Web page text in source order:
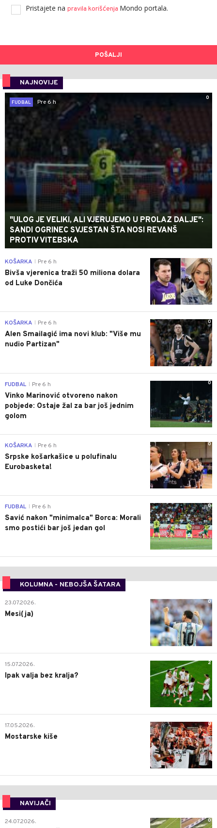
Pristajete na pravila korišćenja Mondo portala.
POŠALJI
NAJNOVIJE
0
FUDBAL
Pre 6 h
"ULOG JE VELIKI, ALI VJERUJEMO U PROLAZ DALJE":
SANDI OGRINEC SVJESTAN ŠTA NOSI REVANŠ
PROTIV VITEBSKA
0
KOŠARKA Pre 6 h
Bivša vjerenica traži 50 miliona dolara
od Luke Dončića
0
KOŠARKA Pre 6 h
Alen Smailagić ima novi klub: "Više mu
nudio Partizan"
0
FUDBAL Pre 6 h
Vinko Marinović otvoreno nakon
pobjede: Ostaje žal za bar još jednim
golom
0
KOŠARKA Pre 6 h
Srpske košarkašice u polufinalu
Eurobasketa!
0
FUDBAL Pre 6 h
Savić nakon "minimalca" Borca: Morali
smo postići bar još jedan gol
KOLUMNA - NEBOJŠA ŠATARA
0
23.07.2026.
Mesi(ja)
2
15.07.2026.
Ipak valja bez kralja?
0
17.05.2026.
Mostarske kiše
NAVIJAČI
0
24.07.2026.